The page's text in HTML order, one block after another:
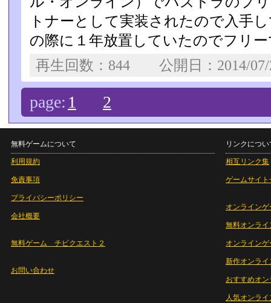
トナーとして実装されたので入手
の際に１年放置していたのでフリ
再生回数：844 公開日：
page: 1 2
無料ゲームについて
利用規約
免責事項
プライバシーポリシー
会社概要
無料ゲーム チビクエスト２
お問い合わせ
リンクについ
相互リンク集
ゲームサイト
オンラインゲ
無料オンライ
オンライン
新作オンライ
おすすめオ
人気オンラ